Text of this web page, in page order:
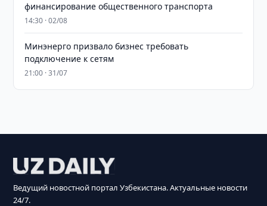
финансирование общественного транспорта
14:30 · 02/08
Минэнерго призвало бизнес требовать
подключение к сетям
21:00 · 31/07
Ведущий новостной портал Узбекистана. Актуальные новости
24/7.